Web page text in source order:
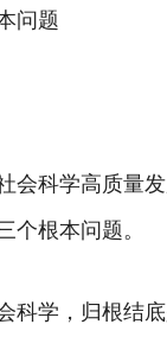
问题
会科学高质量
根本问题。
学，归根结